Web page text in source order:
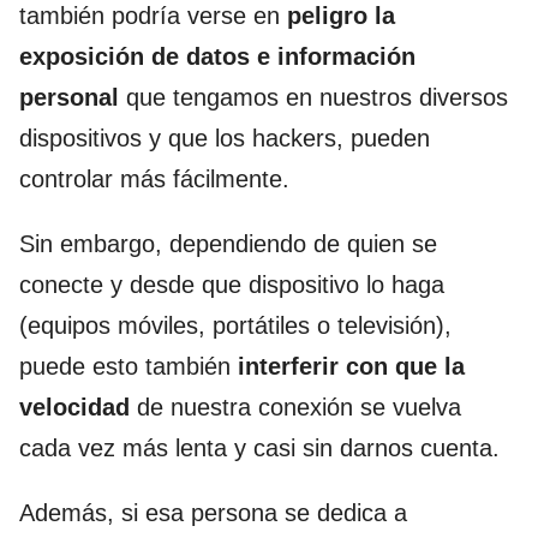
también podría verse en peligro la
exposición de datos e información
personal que tengamos en nuestros diversos
dispositivos y que los hackers, pueden
controlar más fácilmente.
Sin embargo, dependiendo de quien se
conecte y desde que dispositivo lo haga
(equipos móviles, portátiles o televisión),
puede esto también interferir con que la
velocidad de nuestra conexión se vuelva
cada vez más lenta y casi sin darnos cuenta.
Además, si esa persona se dedica a